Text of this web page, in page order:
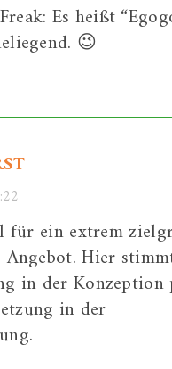
Es heißt
😉
für ein extrem
Angebot. Hier
in der Konzeption
in der